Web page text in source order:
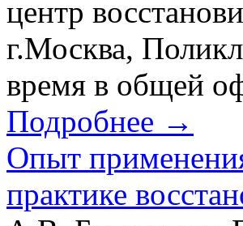
центр
г.Москва,
время в общей
Подробнее →
Опыт
практике